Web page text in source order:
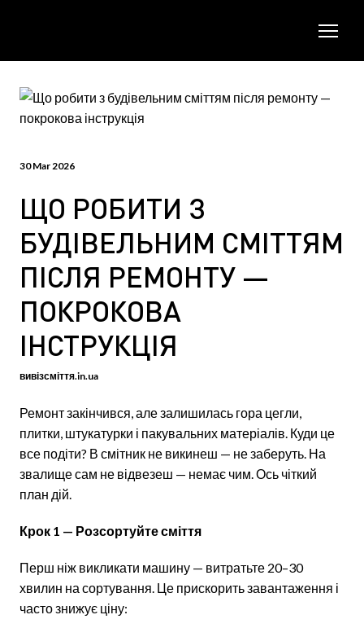
30 Mar 2026
ЩО РОБИТИ З
БУДІВЕЛЬНИМ СМІТТЯМ
ПІСЛЯ РЕМОНТУ —
ПОКРОКОВА
ІНСТРУКЦІЯ
вивізсміття.in.ua
Ремонт закінчився, але залишилась гора цегли,
плитки, штукатурки і пакувальних матеріалів. Куди це
все подіти? В смітник не викинеш — не заберуть. На
звалище сам не відвезеш — немає чим. Ось чіткий
план дій.
Крок 1 — Розсортуйте сміття
Перш ніж викликати машину — витратьте 20–30
хвилин на сортування. Це прискорить завантаження і
часто знижує ціну: